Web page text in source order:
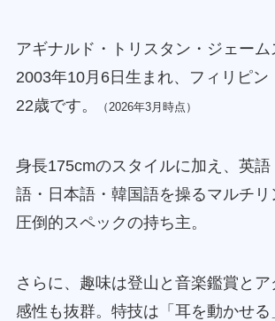
アギナルド・トリスタン・ジェーム
2003年10月6日生まれ、フィリピン
22歳です。
（2026年3月時点）
身長175cmのスタイルに加え、英
語・日本語・韓国語を操るマルチリ
圧倒的スペックの持ち主。
さらに、趣味は登山と音楽鑑賞と
感性も抜群。特技は「耳を動かせる